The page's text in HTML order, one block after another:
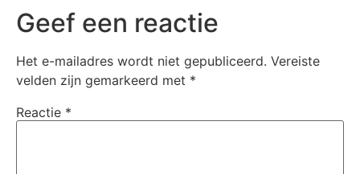
Geef een reactie
Het e-mailadres wordt niet gepubliceerd. Vereiste
velden zijn gemarkeerd met *
Reactie *